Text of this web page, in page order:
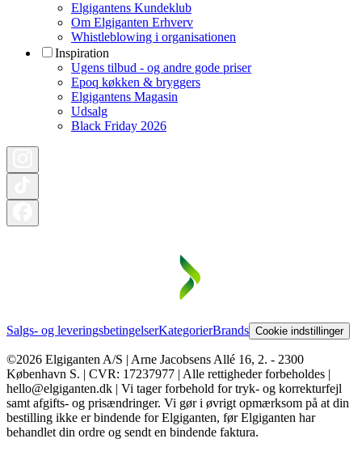
Elgigantens Kundeklub
Om Elgiganten Erhverv
Whistleblowing i organisationen
Inspiration
Ugens tilbud - og andre gode priser
Epoq køkken & bryggers
Elgigantens Magasin
Udsalg
Black Friday 2026
Salgs- og leveringsbetingelserKategorierBrands Cookie indstillinger
©2026 Elgiganten A/S | Arne Jacobsens Allé 16, 2. - 2300
København S. | CVR: 17237977 | Alle rettigheder forbeholdes |
hello@elgiganten.dk | Vi tager forbehold for tryk- og korrekturfejl
samt afgifts- og prisændringer. Vi gør i øvrigt opmærksom på at din
bestilling ikke er bindende for Elgiganten, før Elgiganten har
behandlet din ordre og sendt en bindende faktura.